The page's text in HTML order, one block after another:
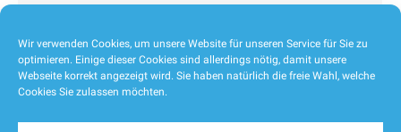
Wir verwenden Cookies, um unsere Website für unseren Service für Sie zu
optimieren. Einige dieser Cookies sind allerdings nötig, damit unsere
Webseite korrekt angezeigt wird. Sie haben natürlich die freie Wahl, welche
Cookies Sie zulassen möchten.
Größe man in einen Handel einsteigt und zu
wissen, wann man einen Handel richtig
beendet); und, wie bereits mehrfach…